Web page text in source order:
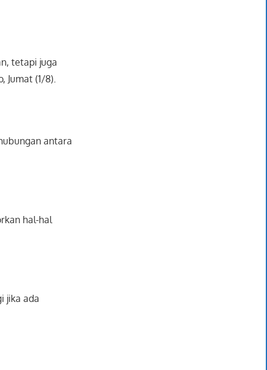
tetapi juga
(1/8).
antara
hal-hal
jika ada